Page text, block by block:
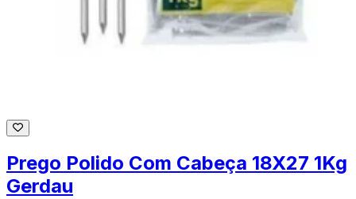
Prego Polido Com Cabeça 18X27 1Kg
Gerdau